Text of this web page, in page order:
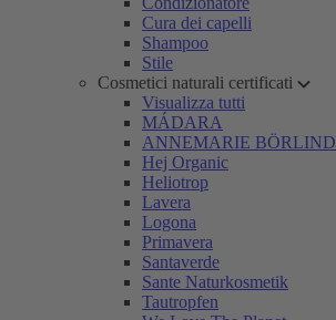
Cura dei capelli
Shampoo
Stile
Cosmetici naturali certificati
Visualizza tutti
MÁDARA
ANNEMARIE BÖRLIND
Hej Organic
Heliotrop
Lavera
Logona
Primavera
Santaverde
Sante Naturkosmetik
Tautropfen